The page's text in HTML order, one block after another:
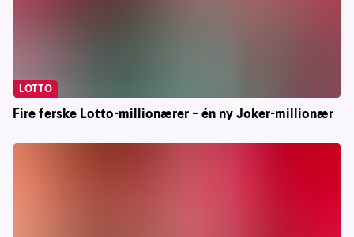
Fire ferske Lotto-millionærer – én ny Joker-millionær
LOTTO